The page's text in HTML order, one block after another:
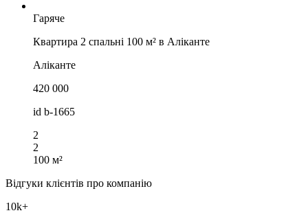
Гаряче
Квартира 2 спальні 100 м² в Аліканте
Аліканте
420 000
id b-1665
2
2
100 м²
Відгуки клієнтів про компанію
10k+